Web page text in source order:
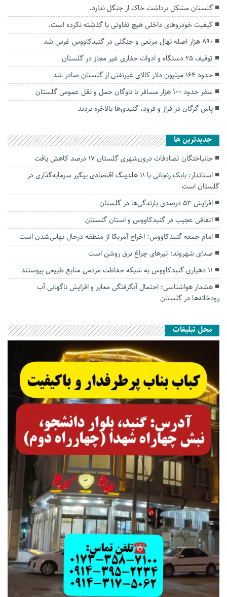
گلستان مشکل برداشت خاک از جنگل ندارد.
کیفیت خودروهای داخلی هیچ تفاوتی با گذشته نکرده است.
۸۹۰ هزار اصله نهال مرتعی و جنگلی در گنبدکاووس غرس شد
توقیف ۲۵ دستگاه و ادوات حفاری غیر مجاز در گلستان
حدود ۱۶۴ میلیون دلار کالای غیرنفتی از گلستان صادر شد
سفر حدود ۱۰۰ هزار مسافر با ناوگان حمل و نقل عمومی گلستان
پاس گرگان در فراز و فرود، گنبدی‌ها بالاخره بردند
جديدترين ها
جانباختگان تصادفات درون‌شهری گلستان ۱۷ درصد کاهش یافت
استاندار: بابک زنجانی با ۱۱ هلدینگ اقتصادی پیگیر سرمایه‌گذاری در
گلستان است
افزایش ۵۳ درصدی بارندگی‌ها در گلستان
اتفاقی عجیب در‌ گنبدکاووس و استان گلستان
امام جمعه گنبدکاووس: اخراج آمریکا از منطقه درحال نهایی‌شدن است
صدای شهروند: تیرهای چراغ برق روشن است
۱۱ دهیاری گنبدکاووس به شبکه حفاظت مردمی منابع طبیعی پیوستند
هشدار هواشناسی؛ احتمال آبگرفتگی معابر و افزایش ناگهانی آب
رودخانه‌ها در گلستان
محل تبلیغات